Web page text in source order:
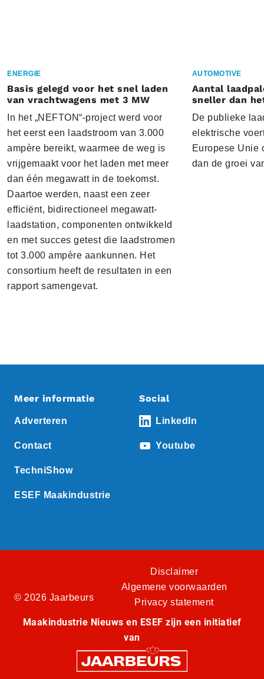
ENERGIE
Basis gelegd voor het snel laden
van vrachtwagens met 3 MW
In het „NEFTON“-project werd voor
het eerst een laadstroom van 3.000
ampère bereikt, waarmee de weg is
vrijgemaakt voor het laden met meer
dan één megawatt in de toekomst.
Daartoe werden, naast een zeer
efficiënt, bidirectioneel megawatt-
laadstation, componenten ontwikkeld
en met succes getest die laadstromen
tot 3.000 ampère aankunnen. Het
consortium heeft de resultaten in een
rapport samengevat.
AUTOMOTIVE
Aantal
sneller dan
De publieke
elektrische
Europese Unie
dan de groei
Meer informatie
Adverteren
Contact
TechniShow
ESEF Maakindustrie
Social
LinkedIn
Youtube
© 2026 Jaarbeurs
Disclaimer
Algemene voorwaarden
Privacy statement
Maakindustrie Nieuws en ESEF zijn een initiatief
van